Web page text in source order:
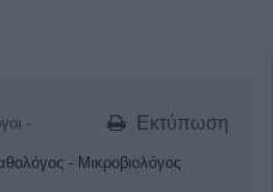
Εκτύπωση
-
- Μικροβιολόγος